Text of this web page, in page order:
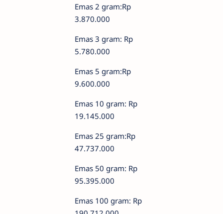
Emas 2 gram:Rp
3.870.000
Emas 3 gram: Rp
5.780.000
Emas 5 gram:Rp
9.600.000
Emas 10 gram: Rp
19.145.000
Emas 25 gram:Rp
47.737.000
Emas 50 gram: Rp
95.395.000
Emas 100 gram: Rp